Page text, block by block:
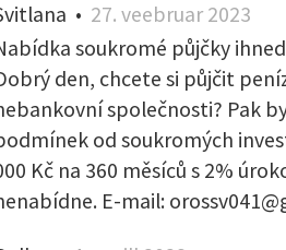
• 27. veebruar 2023
soukromé půjčky ihned
den, chcete si půjčit
společnosti? Pak
od soukromých
Kč na 360 měsíců s 2%
E-mail: